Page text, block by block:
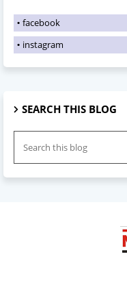
facebook
instagram
SEARCH THIS BLOG